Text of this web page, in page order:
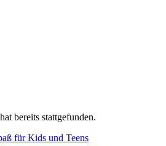
bereits stattgefunden.
für Kids und Teens